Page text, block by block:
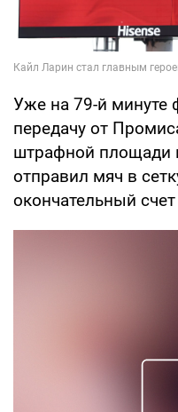
Уже на 79-й минуте
передачу от
штрафной
отправил мяч в
окончательный